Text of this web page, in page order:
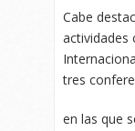
Cabe
actividades
tres
en las que